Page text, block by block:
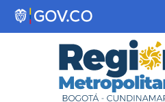
Pasar al contenido principal